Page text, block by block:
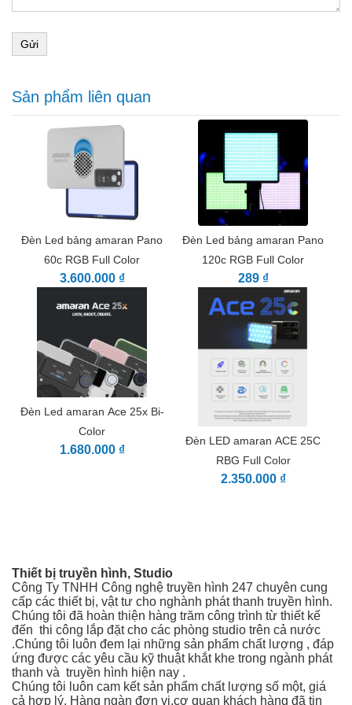
Bao gồm tấm pin NP-F kép
Pin D-Tap tương thích với cáp 5,5mm bán riêng
Gửi
Sản phẩm liên quan
Đèn Led bảng amaran Pano
60c RGB Full Color
3.600.000 ₫
Đèn Led bảng amaran Pano
120c RGB Full Color
289 ₫
Đèn Led amaran Ace 25x Bi-
Color
1.680.000 ₫
Đèn LED amaran ACE 25C
RBG Full Color
2.350.000 ₫
Thiết bị truyền hình, Studio
Công Ty TNHH Công nghệ truyền hình 247 chuyên cung
cấp các thiết bị, vật tư cho nghành phát thanh truyền hình.
Chúng tôi đã hoàn thiện hàng trăm công trình từ thiết kế
đến thi công lắp đặt cho các phòng studio trên cả nước
.Chúng tôi luôn đem lại những sản phẩm chất lượng , đáp
ứng được các yêu cầu kỹ thuật khắt khe trong ngành phát
thanh và truyền hình hiện nay .
Chúng tôi luôn cam kết sản phẩm chất lượng số một, giá
cả hợp lý. Hàng ngàn đơn vị,cơ quan khách hàng đã tin